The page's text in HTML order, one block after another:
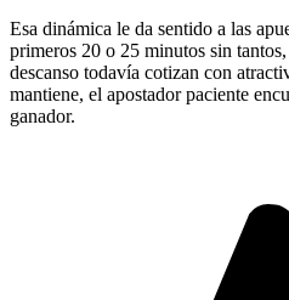
Esa dinámica le da sentido a las
primeros 20 o 25 minutos sin
descanso todavía cotizan con
mantiene, el apostador paciente
ganador.